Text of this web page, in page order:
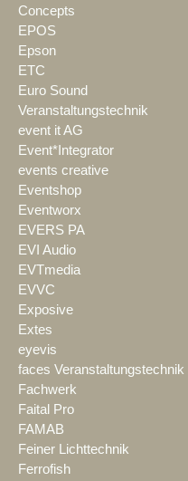
Concepts
EPOS
Epson
ETC
Euro Sound
Veranstaltungstechnik
event it AG
Event*Integrator
events creative
Eventshop
Eventworx
EVERS PA
EVI Audio
EVTmedia
EVVC
Exposive
Extes
eyevis
faces Veranstaltungstechnik
Fachwerk
Faital Pro
FAMAB
Feiner Lichttechnik
Ferrofish